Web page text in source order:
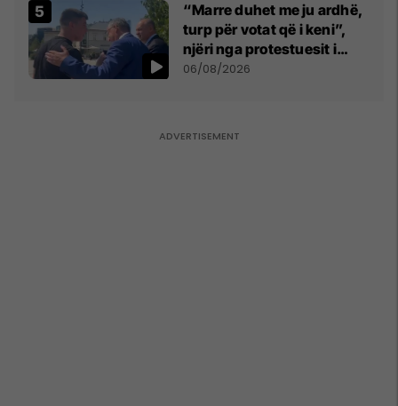
“Marre duhet me ju ardhë,
turp për votat që i keni”,
njëri nga protestuesit i
drejtohet Bedri Hamzës
06/08/2026